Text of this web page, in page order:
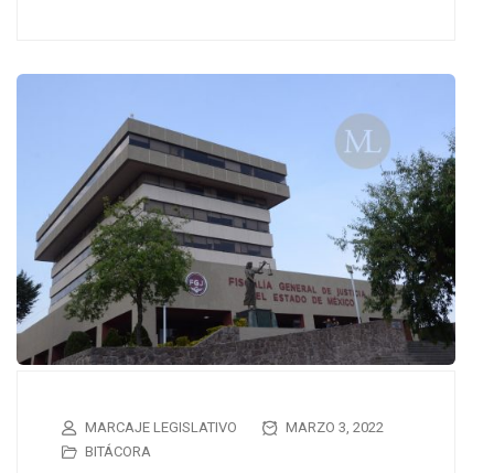
MARCAJE LEGISLATIVO
MARZO 3, 2022
BITÁCORA